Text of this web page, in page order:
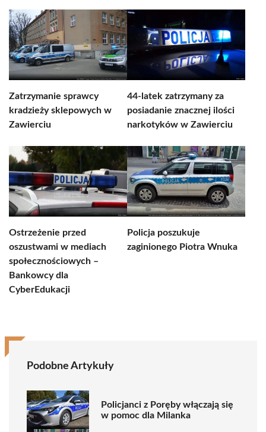
Zatrzymanie sprawcy
kradzieży sklepowych w
Zawierciu
44-latek zatrzymany za
posiadanie znacznej ilości
narkotyków w Zawierciu
Ostrzeżenie przed
oszustwami w mediach
społecznościowych –
Bankowcy dla
CyberEdukacji
Policja poszukuje
zaginionego Piotra Wnuka
Podobne Artykuły
Policjanci z Poręby włączają się
w pomoc dla Milanka